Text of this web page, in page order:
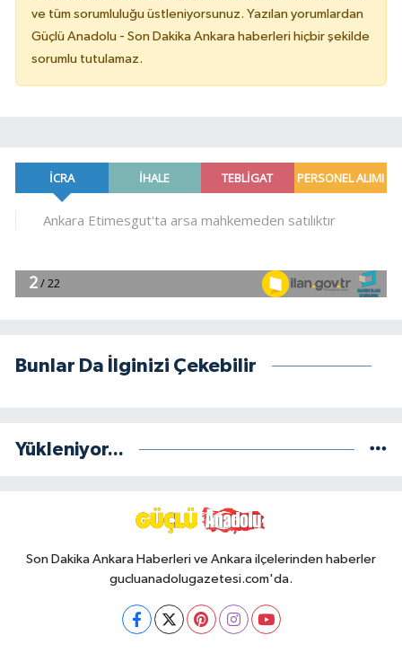
ve tüm sorumluluğu üstleniyorsunuz. Yazılan yorumlardan
Güçlü Anadolu - Son Dakika Ankara haberleri hiçbir şekilde
sorumlu tutulamaz.
Bunlar Da İlginizi Çekebilir
Yükleniyor...
Son Dakika Ankara Haberleri ve Ankara ilçelerinden haberler
gucluanadolugazetesi.com'da.